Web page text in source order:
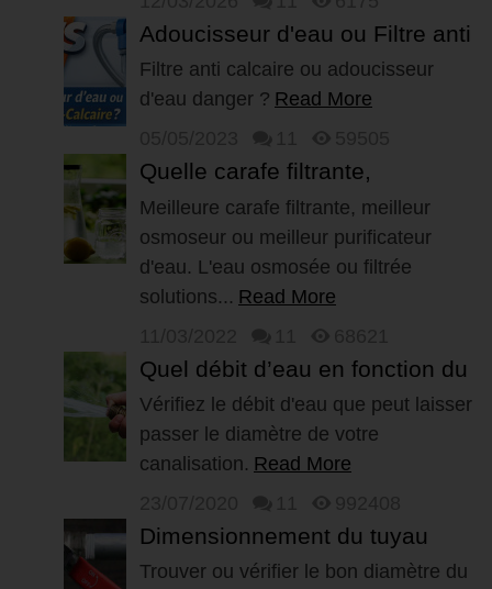
Adoucisseur d'eau ou Filtre anti
calcaire, différence ?
Filtre anti calcaire ou adoucisseur
d'eau danger ? Read More
Quelle carafe filtrante,
osmoseur ou purificateur d'eau
choisir ?
Meilleure carafe filtrante, meilleur
osmoseur ou meilleur purificateur
d'eau. L'eau osmosée ou filtrée
solutions... Read More
Quel débit d’eau en fonction du
diamètre de canalisation
Vérifiez le débit d'eau que peut laisser
passer le diamètre de votre
canalisation. Read More
Dimensionnement du tuyau
d'alimentation principal en
Trouver ou vérifier le bon diamètre du